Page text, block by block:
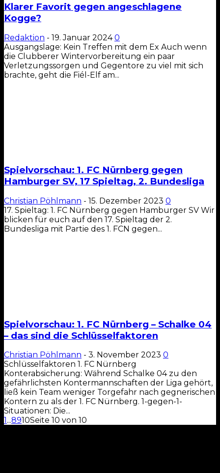
Klarer Favorit gegen angeschlagene
Kogge?
Redaktion - 19. Januar 2024 0
Ausgangslage: Kein Treffen mit dem Ex Auch wenn
die Clubberer Wintervorbereitung ein paar
Verletzungssorgen und Gegentore zu viel mit sich
brachte, geht die Fiél-Elf am...
Spielvorschau: 1. FC Nürnberg gegen
Hamburger SV, 17 Spieltag, 2. Bundesliga
Christian Pöhlmann - 15. Dezember 2023 0
17. Spieltag: 1. FC Nürnberg gegen Hamburger SV Wir
blicken für euch auf den 17. Spieltag der 2.
Bundesliga mit Partie des 1. FCN gegen...
Spielvorschau: 1. FC Nürnberg – Schalke 04
– das sind die Schlüsselfaktoren
Christian Pöhlmann - 3. November 2023 0
Schlüsselfaktoren 1. FC Nürnberg
Konterabsicherung: Während Schalke 04 zu den
gefährlichsten Kontermannschaften der Liga gehört,
ließ kein Team weniger Torgefahr nach gegnerischen
Kontern zu als der 1. FC Nürnberg. 1-gegen-1-
Situationen: Die...
1 ...8910Seite 10 von 10